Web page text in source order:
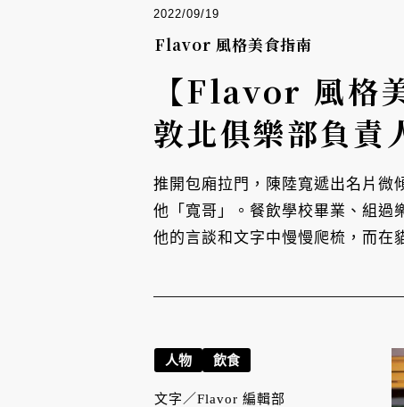
2022/09/19
Flavor 風格美食指南
【Flavor 風格
敦北俱樂部負責
推開包廂拉門，陳陸寬遞出名片微
他「寬哥」。餐飲學校畢業、組過
他的言談和文字中慢慢爬梳，而在
人物 飲食
文字／Flavor 編輯部